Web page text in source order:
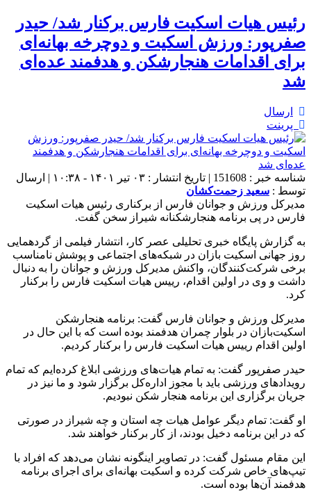
رئیس هیات اسکیت فارس برکنار شد/ حیدر
صفرپور: ورزش اسکیت و دوچرخه بهانه‌ای
برای اقدامات هنجارشکن ‌و هدفمند عده‌ای
شد
ارسال
پرینت
شناسه خبر : 151608 | تاریخ انتشار : ۰۳ تیر ۱۴۰۱ - ۱۰:۳۸ | ارسال
توسط : سعید زحمت‌کشان
مدیرکل ورزش و جوانان فارس از برکناری رئیس هیات اسکیت
فارس در پی برنامه هنجارشکنانه شیراز سخن گفت.
به گزارش پایگاه خبری تحلیلی عصر کار، انتشار فیلمی از گردهمایی
روز جهانی اسکیت بازان در شبکه‌های اجتماعی و پوشش نامناسب
برخی شرکت‌کنندگان، واکنش مدیرکل ورزش و جوانان را به دنبال
داشت و وی در اولین اقدام، رییس هیات اسکیت فارس را برکنار
کرد.
مدیرکل ورزش و جوانان فارس گفت: برنامه هنجارشکن
اسکیت‌بازان در بلوار چمران هدفمند بوده است که با این حال در
اولین اقدام رییس هیات اسکیت فارس را برکنار کردیم.
حیدر صفرپور گفت: به تمام هیات‌های ورزشی ابلاغ کرده‌ایم که تمام
رویداد‌های ورزشی باید با مجوز اداره‌کل برگزار شود و ما نیز در
جریان برگزاری این برنامه هنجار شکن نبودیم.
او گفت: تمام دیگر عوامل هیات چه استان و چه شیراز در صورتی
که در این برنامه دخیل بودند، از کار برکنار خواهند شد.
این مقام مسئول گفت: در تصاویر اینگونه نشان می‌دهد که افراد با
تیپ‌های خاص شرکت کرده و اسکیت بهانه‌ای برای اجرای برنامه
هدفمند آن‌ها بوده است.